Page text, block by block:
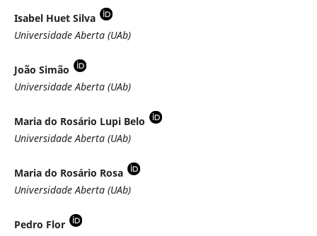
Isabel Huet Silva
Universidade Aberta (UAb)
João Simão
Universidade Aberta (UAb)
Maria do Rosário Lupi Belo
Universidade Aberta (UAb)
Maria do Rosário Rosa
Universidade Aberta (UAb)
Pedro Flor